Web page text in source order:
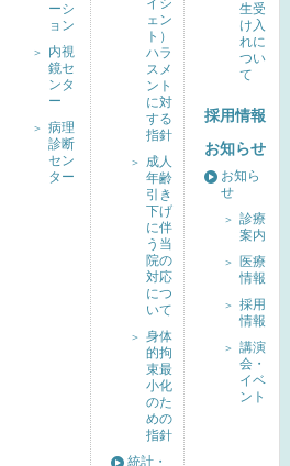
ーシ
ョン
内視
鏡セ
ンタ
ー
病理
診断
セン
ター
イシ
ェン
ト）
ハラ
スメ
ント
に対
する
指針
成人
年齢
引き
下げ
に伴
う当
院の
対応
につ
いて
身体
的拘
束最
小化
のた
めの
指針
統計・
生受
け入
れに
つい
て
採用情報
お知らせ
お知ら
せ
診療
案内
医療
情報
採用
情報
講演
会・
イベ
ント